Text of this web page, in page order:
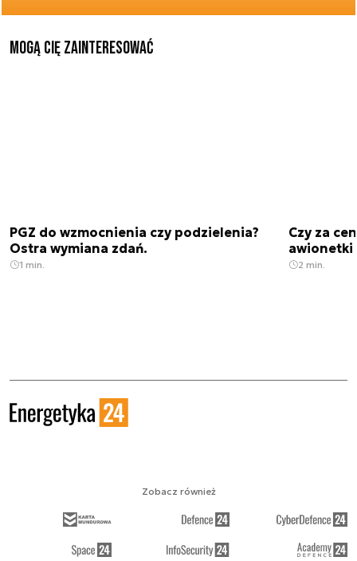
Mogą Cię zainteresować
PGZ do wzmocnienia czy podzielenia?
Ostra wymiana zdań.
1 min.
Czy za
awionetki
2 min.
Zobacz również